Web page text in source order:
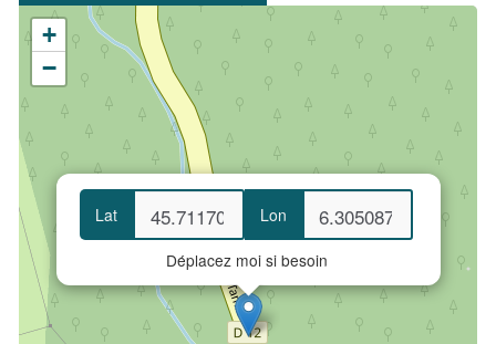
Lat Lon
Déplacez moi si besoin
+
−